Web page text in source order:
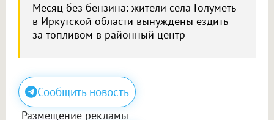
Месяц без бензина: жители села Голуметь
в Иркутской области вынуждены ездить
за топливом в районный центр
Сообщить новость
Размещение рекламы